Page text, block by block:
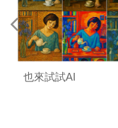
也來試試AI